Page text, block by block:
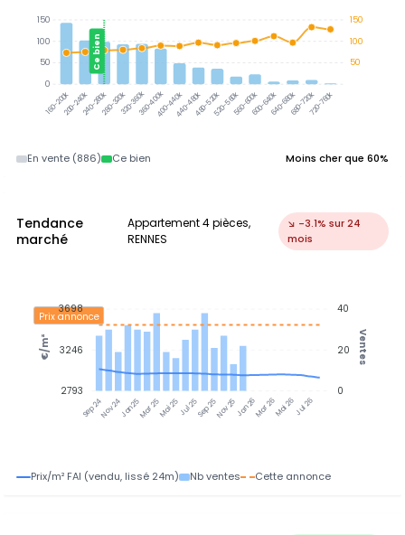
160-200k200-240k240-280k280-320k320-360k360-400k400-440k440-480k480-520k520-560k560-600k600-640k640-680k680-720k720-760k
Ce bien
150
100
50
150
100
50
0
En vente (886) Ce bien Moins cher que 60%
Tendance
marché
Appartement 4 pièces,
RENNES
↘ -3.1% sur 24
mois
Sep 24Nov 24Jan 25Mar 25Mai 25Jul 25Sep 25Nov 25Jan 26Mar 26Mai 26Jul 26
Prix annonce
40
20
0
Ventes
3698
3246
2793
€/m²
Prix/m² FAI (vendu, lissé 24m) Nb ventes Cette annonce